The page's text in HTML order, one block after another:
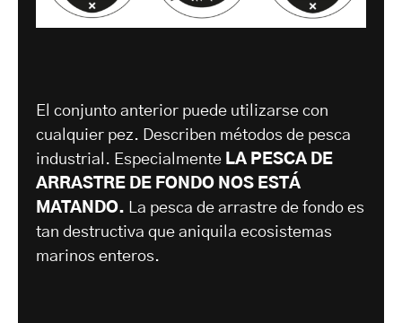
El conjunto anterior puede utilizarse con
cualquier pez. Describen métodos de pesca
industrial. Especialmente LA PESCA DE
ARRASTRE DE FONDO NOS ESTÁ
MATANDO. La pesca de arrastre de fondo es
tan destructiva que aniquila ecosistemas
marinos enteros.